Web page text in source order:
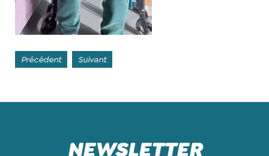
Précédent Suivant
NEWSLETTER